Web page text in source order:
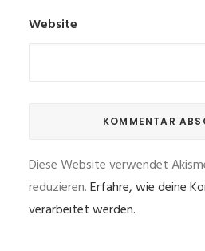
Website
Diese Website verwendet
reduzieren.Erfahre, wie deine
verarbeitet werden.